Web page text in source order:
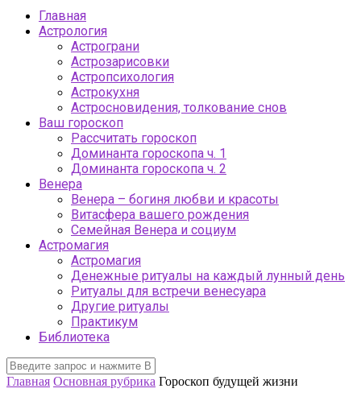
Главная
Астрология
Астрограни
Астрозарисовки
Астропсихология
Астрокухня
Астросновидения, толкование снов
Ваш гороскоп
Рассчитать гороскоп
Доминанта гороскопа ч. 1
Доминанта гороскопа ч. 2
Венера
Венера – богиня любви и красоты
Витасфера вашего рождения
Семейная Венера и социум
Астромагия
Астромагия
Денежные ритуалы на каждый лунный день
Ритуалы для встречи венесуара
Другие ритуалы
Практикум
Библиотека
Главная Основная рубрика Гороскоп будущей жизни